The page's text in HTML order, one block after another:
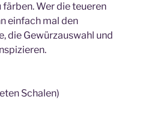
Wer die teueren
einfach mal den
die Gewürzauswahl und
Schalen)